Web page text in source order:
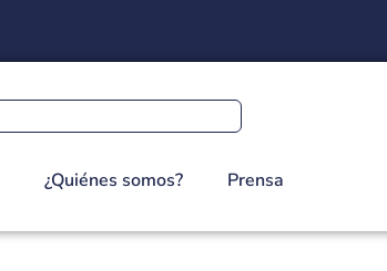
¿Quiénes somos? Prensa